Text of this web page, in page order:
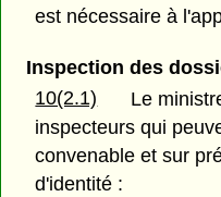
est nécessaire à
Inspection des
10(2.1)
Le
inspecteurs qui
convenable et sur
d'identité :